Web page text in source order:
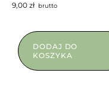
9,00 złbrutto
DODAJ DO
KOSZYKA